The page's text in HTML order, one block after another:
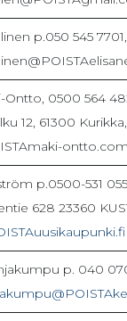
p.050 545 7701,
Ontto, 0500 564
12, 61300 Kurikka,
p.0500-531
628 23360
p. 040